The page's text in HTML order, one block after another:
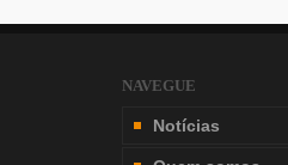
NAVEGUE
Notícias